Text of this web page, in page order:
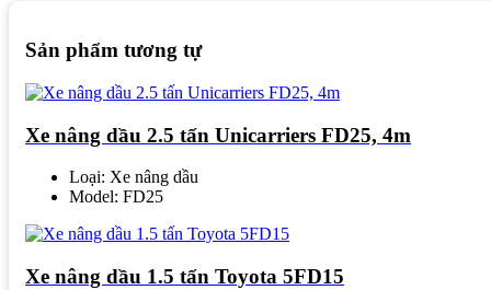
Sản phẩm tương tự
Xe nâng dầu 2.5 tấn Unicarriers FD25, 4m
Loại: Xe nâng dầu
Model: FD25
Xe nâng dầu 1.5 tấn Toyota 5FD15